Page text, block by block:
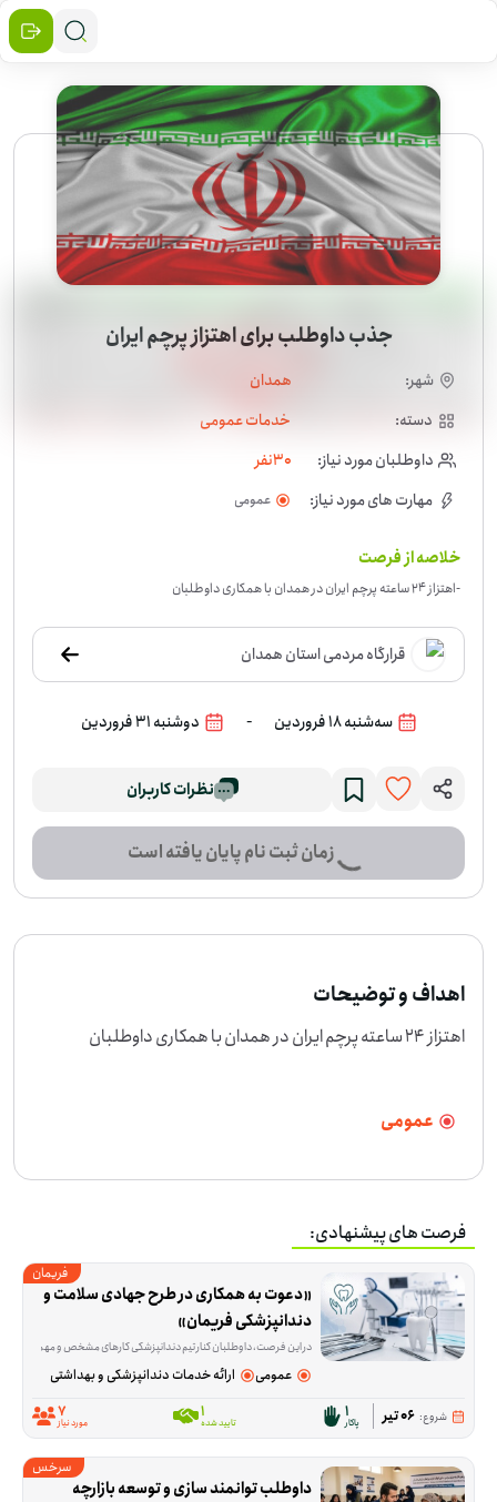
جذب داوطلب برای اهتزاز پرچم ایران
شهر:
همدان
دسته:
خدمات عمومی
داوطلبان مورد نیاز:
30نفر
مهارت های مورد نیاز:
عمومی
خلاصه از فرصت
-اهتزاز 24 ساعته پرچم ایران در همدان با همکاری داوطلبان
قرارگاه مردمی استان همدان
سه‌شنبه 18 فروردین - دوشنبه 31 فروردین
نظرات کاربران
زمان ثبت نام پایان یافته است
اهداف و توضیحات
اهتزاز 24 ساعته پرچم ایران در همدان با همکاری داوطلبان
عمومی
فرصت های پیشنهادی:
فریمان
«دعوت به همکاری در طرح جهادی سلامت و
دندانپزشکی فریمان»
در این فرصت، داوطلبان کنار تیم دندانپزشکی کارهای مشخص و مهمی را پیش می‌برند؛ از آماده‌سازی و ضدعفونی تجهیزات و آماده کردن مواد مصرفی گرفته تا پذیرش و
عمومی ارائه خدمات دندانپزشکی و بهداشتی
شروع: 06 تیر 1پاکار 1تایید شده 7
مورد نیاز
سرخس